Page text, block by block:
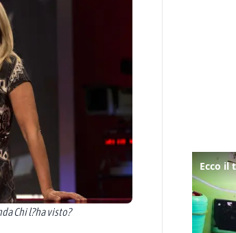
Chi l?ha visto?